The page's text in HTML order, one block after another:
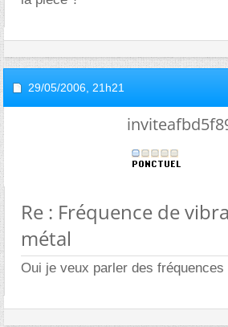
29/05/2006, 21h21
Re : Fréquence de
métal
Oui je veux parler des fréquences